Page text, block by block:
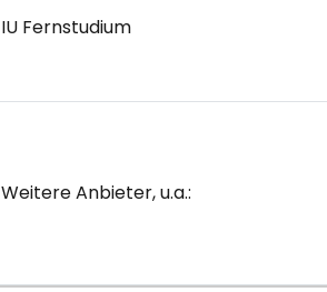
IU Fernstudium
Weitere Anbieter, u.a.: